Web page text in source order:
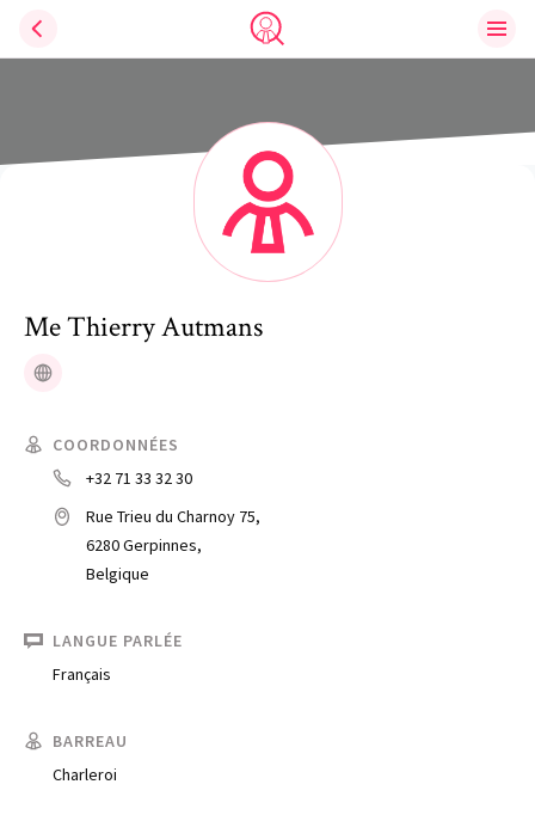
Trouve un avocat
MeThierryAutmans
Site web
COORDONNÉES
+32 71 33 32 30
Rue Trieu du Charnoy 75,
6280 Gerpinnes,
Belgique
LANGUE PARLÉE
Français
BARREAU
Charleroi